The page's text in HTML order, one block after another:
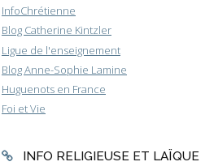
InfoChrétienne
Blog Catherine Kintzler
Ligue de l'enseignement
Blog Anne-Sophie Lamine
Huguenots en France
Foi et Vie
INFO RELIGIEUSE ET LAÏQUE